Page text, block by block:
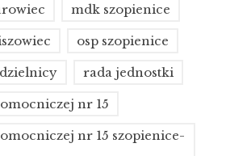
mdk szopienice
osp szopienice
rada jednostki
nr 15
nr 15 szopienice-